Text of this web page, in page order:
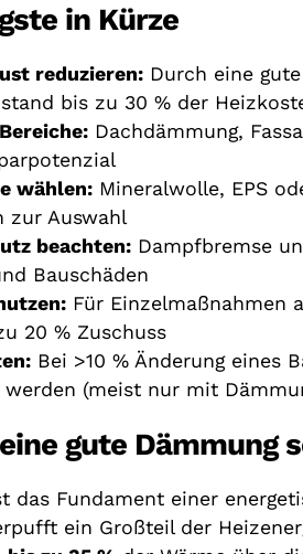
in Kürze
reduzieren:Durch eine
bis zu 30 % der
Dachdämmung,
wählen:Mineralwolle, EPS
zur Auswahl
beachten:Dampfbremse
Bauschäden
Für Einzelmaßnahmen
20 % Zuschuss
Bei >10 % Änderung eines
werden (meist nur mit
gute Dämmung
das Fundament einer
ein Großteil der